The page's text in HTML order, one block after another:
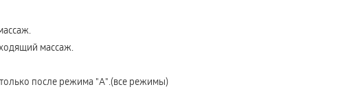
массаж.
после режима "А".(все режимы)